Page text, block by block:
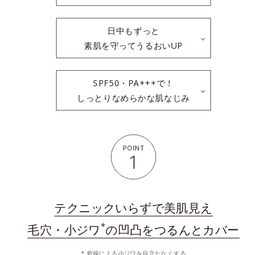
日中もずっと
素肌を守ってうるおいUP
SPF50・PA+++で！
しっとりなめらかな肌なじみ
POINT
1
テクニックいらずで美肌見え
毛穴・小ジワ *の凹凸をつるんとカバー
* 乾燥による小ジワを目立たなくする